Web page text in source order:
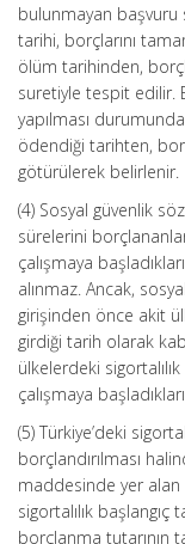
bulunmayan başvuru
tarihi, borçlarını
ölüm tarihinden,
suretiyle tespit edilir.
yapılması
ödendiği tarihten,
götürülerek belirlenir.
(4) Sosyal güvenlik
sürelerini
çalışmaya
alınmaz. Ancak,
girişinden önce akit
girdiği tarih olarak
ülkelerdeki
çalışmaya
(5) Türkiye’deki
borçlandırılması
maddesinde yer alan
sigortalılık başlangıç
borçlanma tutarının